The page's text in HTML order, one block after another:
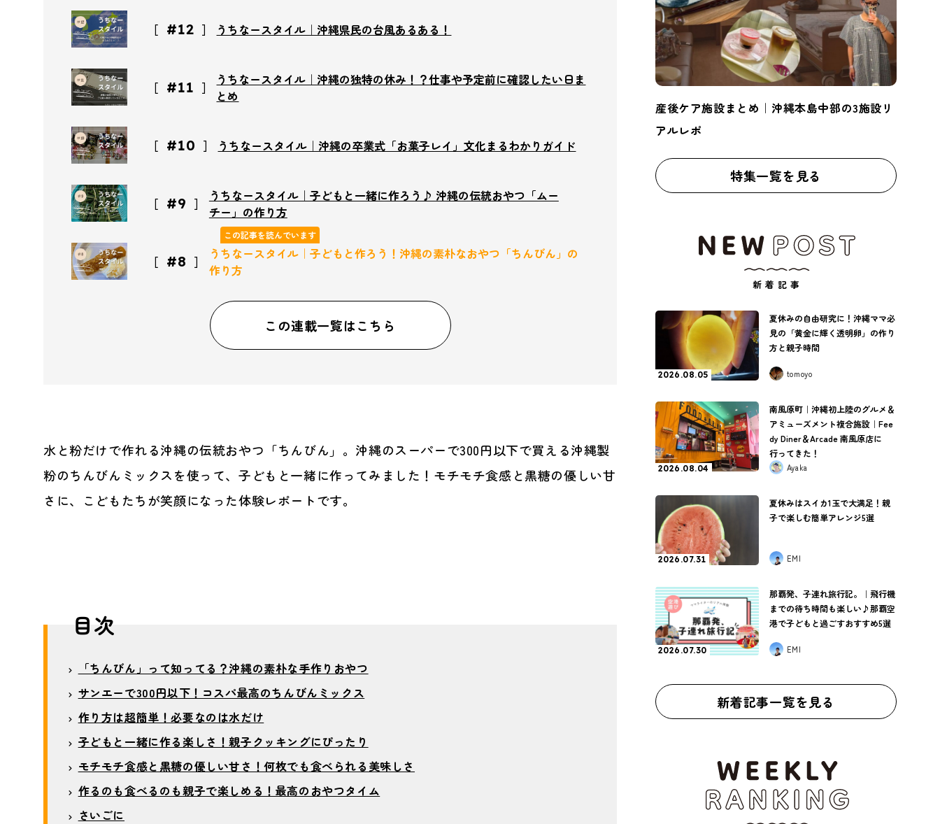
#12 うちなースタイル｜沖縄県民の台風あるある！
#11
うちなースタイル｜沖縄の独特の休み！？仕事や予定前に確認したい日ま
とめ
#10 うちなースタイル｜沖縄の卒業式「お菓子レイ」文化まるわかりガイド
#9
うちなースタイル｜子どもと一緒に作ろう♪ 沖縄の伝統おやつ「ムー
チー」の作り方
#8
この記事を読んでいます
うちなースタイル｜子どもと作ろう！沖縄の素朴なおやつ「ちんびん」の
作り方
この連載一覧はこちら
水と粉だけで作れる沖縄の伝統おやつ「ちんびん」。沖縄のスーパーで300円以下で買える沖縄製
粉のちんびんミックスを使って、子どもと一緒に作ってみました！モチモチ食感と黒糖の優しい甘
さに、こどもたちが笑顔になった体験レポートです。
目次
「ちんびん」って知ってる？沖縄の素朴な手作りおやつ
サンエーで300円以下！コスパ最高のちんびんミックス
作り方は超簡単！必要なのは水だけ
子どもと一緒に作る楽しさ！親子クッキングにぴったり
モチモチ食感と黒糖の優しい甘さ！何枚でも食べられる美味しさ
作るのも食べるのも親子で楽しめる！最高のおやつタイム
さいごに
産後ケア施設まとめ｜沖縄本島中部の3施設リ
アルレポ
特集一覧を見る
新着記事
2026.08.05
夏休みの自由研究に！沖縄ママ必
見の「黄金に輝く透明卵」の作り
方と親子時間
tomoyo
2026.08.04
南風原町｜沖縄初上陸のグルメ＆
アミューズメント複合施設｜Fee
dy Diner＆Arcade 南風原店に
行ってきた！
Ayaka
2026.07.31
夏休みはスイカ1玉で大満足！親
子で楽しむ簡単アレンジ5選
EMI
2026.07.30
那覇発、子連れ旅行記。｜飛行機
までの待ち時間も楽しい♪那覇空
港で子どもと過ごすおすすめ5選
EMI
新着記事一覧を見る